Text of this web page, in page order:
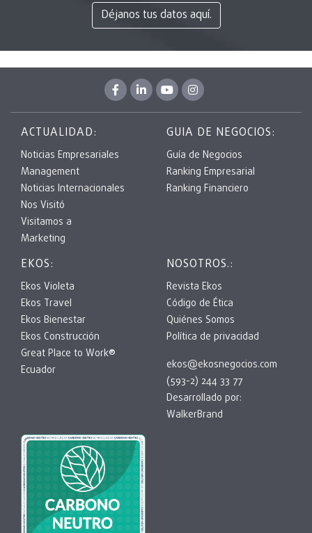
Déjanos tus datos aquí.
ACTUALIDAD:
Noticias Empresariales
Management
Noticias Internacionales
Nos Visitó
Visitamos a
Marketing
GUIA DE NEGOCIOS:
Guía de Negocios
Ranking Empresarial
Ranking Financiero
EKOS:
Ekos Violeta
Ekos Travel
Ekos Bienestar
Ekos Construcción
Great Place to Work®
Ecuador
NOSOTROS.:
Revista Ekos
Código de Ética
Quiénes Somos
Política de privacidad
ekos@ekosnegocios.com
(593-2) 244 33 77
Desarrollado por:
WalkerBrand